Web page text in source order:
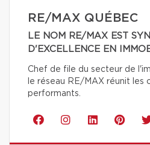
RE/MAX QUÉBEC
LE NOM RE/MAX EST
D'EXCELLENCE EN
Chef de file du secteur de
le réseau RE/MAX réunit les
performants.